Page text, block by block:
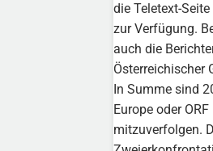
die Teletext-
zur Verfügung.
auch die
Österreichischer
In Summe sind
Europe oder
mitzuverfolgen.